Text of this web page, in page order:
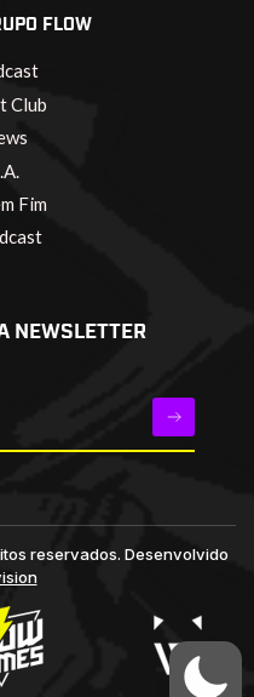
FLOW
Club
Fim
NEWSLETTER
reservados. Desenvolvido